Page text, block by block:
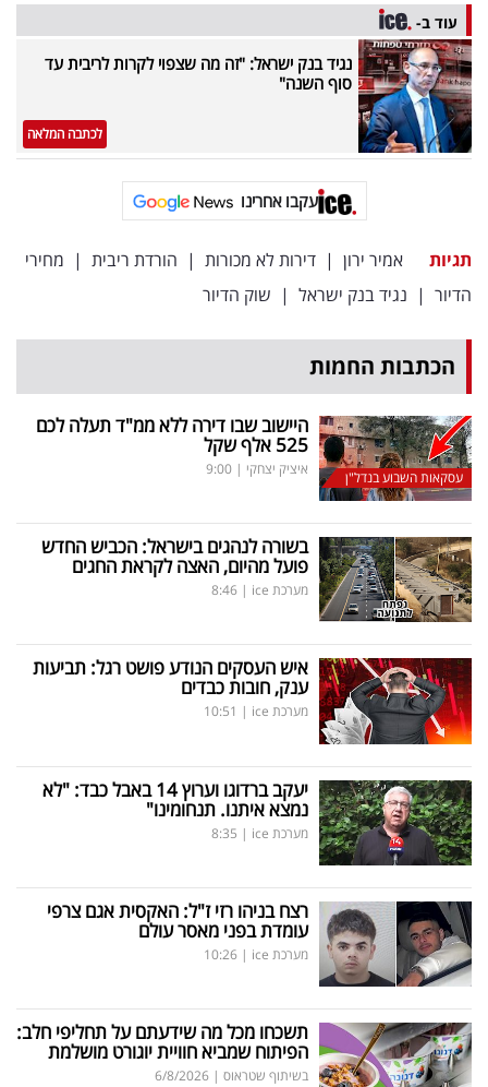
עוד ב-
נגיד בנק ישראל: "זה מה שצפוי לקרות לריבית עד
סוף השנה"
לכתבה המלאה
עקבו אחרינו
תגיות אמיר ירון | דירות לא מכורות | הורדת ריבית | מחירי
הדיור | נגיד בנק ישראל | שוק הדיור
הכתבות החמות
עסקאות השבוע בנדל"ן
היישוב שבו דירה ללא ממ"ד תעלה לכם
525 אלף שקל
איציק יצחקי |
9:00
בשורה לנהגים בישראל: הכביש החדש
פועל מהיום, האצה לקראת החגים
מערכת ice |
8:46
איש העסקים הנודע פושט רגל: תביעות
ענק, חובות כבדים
מערכת ice |
10:51
יעקב ברדוגו וערוץ 14 באבל כבד: "לא
נמצא איתנו. תנחומינו"
מערכת ice |
8:35
רצח בניהו רזי ז"ל: האקסית אגם צרפי
עומדת בפני מאסר עולם
מערכת ice |
10:26
תשכחו מכל מה שידעתם על תחליפי חלב:
הפיתוח שמביא חוויית יוגורט מושלמת
בשיתוף שטראוס |
6/8/2026